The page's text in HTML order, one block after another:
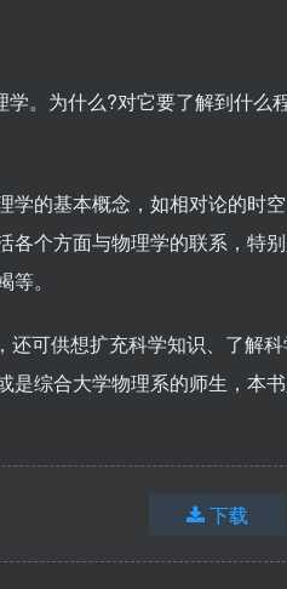
。为什么?对它要了解到什么
的基本概念，如相对论的时空
各个方面与物理学的联系，特
。
可供想扩充科学知识、了解科
是综合大学物理系的师生，本
下载